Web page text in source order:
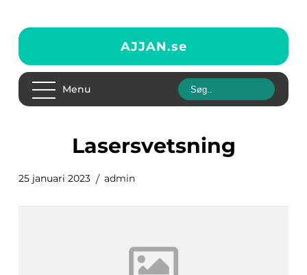
AJJAN.se
Menu
Lasersvetsning
25 januari 2023 admin